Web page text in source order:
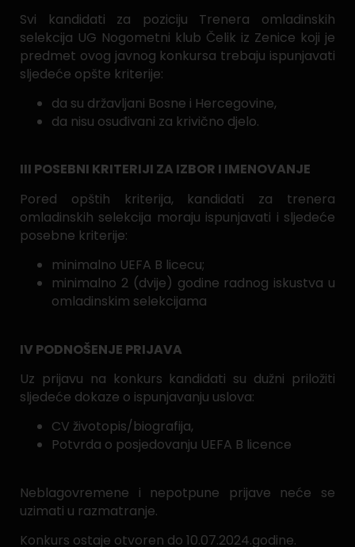
Svi kandidati za poziciju Trenera omladinskih
selekcija UG Nogometni klub Čelik iz Zenice koji je
predmet ovog javnog konkursa trebaju ispunjavati
sljedeće opšte kriterije:
da su državljani Bosne i Hercegovine,
da nisu osuđivani za krivično djelo.
III POSEBNI KRITERIJI ZA IZBOR I IMENOVANJE
Pored opštih kriterija, kandidati za trenera
omladinskih selekcija moraju ispunjavati i sljedeće
posebne kriterije:
minimalno UEFA B licecu;
minimalno 2 (dvije) godine radnog iskustva u
omladinskim selekcijama
IV PODNOŠENJE PRIJAVA
Uz prijavu na konkurs kandidati su dužni priložiti
sljedeće dokaze o ispunjavanju uslova:
CV životopis/biografija,
Potvrda o posjedovanju UEFA B licence
Neblagovremene i nepotpune prijave neće se
uzimati u razmatranje.
Konkurs ostaje otvoren do 10.07.2024.godine.